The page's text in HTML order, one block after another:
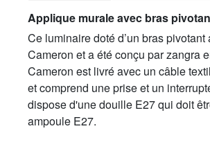
cameron.b
lightbulb.lf.001.02.095
LED dimmable - verre opale -
- Ø 9,5 cm
Applique murale avec bras
Ce luminaire doté d’un bras pivotant
Cameron et a été conçu par zangra
Cameron est livré avec un câble
et comprend une prise et un
dispose d'une douille E27 qui doit
ampoule E27.